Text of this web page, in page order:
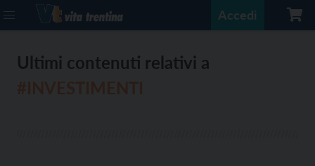
Accedi
Ultimi contenuti relativi a